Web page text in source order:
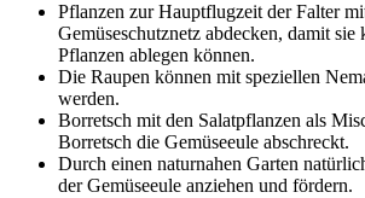
Pflanzen zur Hauptflugzeit der Falter
Gemüseschutznetz abdecken, damit sie
Pflanzen ablegen können.
Die Raupen können mit speziellen
werden.
Borretsch mit den Salatpflanzen als
Borretsch die Gemüseeule abschreckt.
Durch einen naturnahen Garten
der Gemüseeule anziehen und fördern.